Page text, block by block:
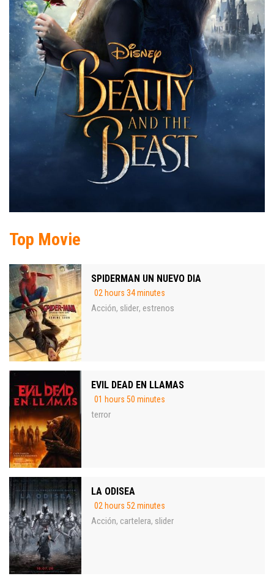
Top Movie
SPIDERMAN UN NUEVO DIA
02 hours 34 minutes
Acción, slider, estrenos
EVIL DEAD EN LLAMAS
01 hours 50 minutes
terror
LA ODISEA
02 hours 52 minutes
Acción, cartelera, slider